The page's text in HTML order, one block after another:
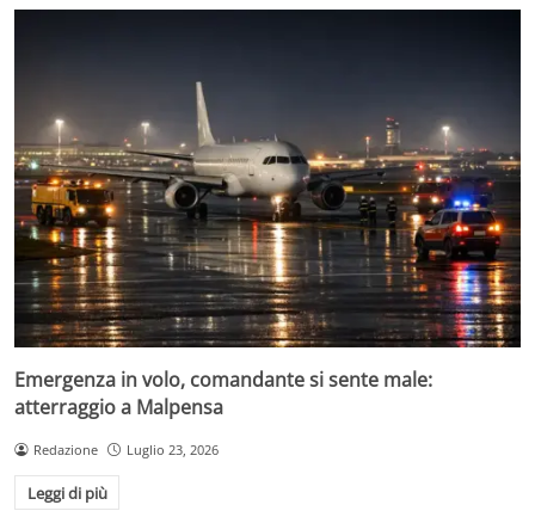
Emergenza in volo, comandante si sente male:
atterraggio a Malpensa
Redazione Luglio 23, 2026
Leggi di più